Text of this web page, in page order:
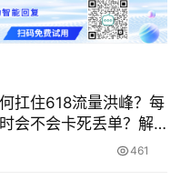
扛住618流量洪峰？每
会不会卡死丢单？解
预加载与自愈系统的
461